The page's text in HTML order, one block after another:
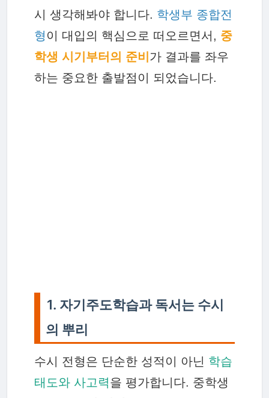
시 생각해봐야 합니다. 학생부 종합전
형 이 대입의 핵심으로 떠오르면서, 중
학생 시기부터의 준비 가 결과를 좌우
하는 중요한 출발점이 되었습니다.
1. 자기주도학습과 독서는 수시
의 뿌리
수시 전형은 단순한 성적이 아닌 학습
태도와 사고력을 평가합니다. 중학생